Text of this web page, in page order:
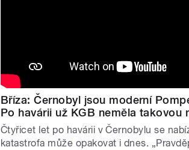
Bříza: Černobyl jsou moderní
Po havárii už KGB neměla takovou
Čtyřicet let po havárii v Černobylu se
katastrofa může opakovat i dnes.